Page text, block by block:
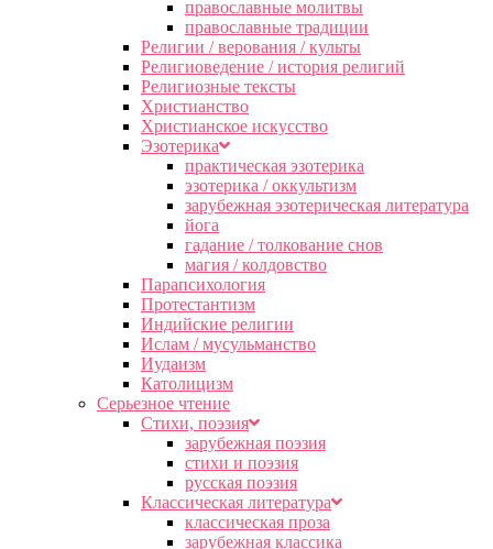
православные молитвы
православные традиции
Религии / верования / культы
Религиоведение / история религий
Религиозные тексты
Христианство
Христианское искусство
Эзотерика
практическая эзотерика
эзотерика / оккультизм
зарубежная эзотерическая литература
йога
гадание / толкование снов
магия / колдовство
Парапсихология
Протестантизм
Индийские религии
Ислам / мусульманство
Иудаизм
Католицизм
Серьезное чтение
Cтихи, поэзия
зарубежная поэзия
стихи и поэзия
русская поэзия
Классическая литература
классическая проза
зарубежная классика